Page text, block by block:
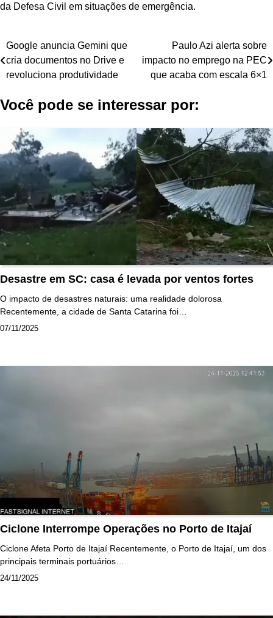
da Defesa Civil em situações de emergência.
Navegação
de
Google anuncia Gemini que
cria documentos no Drive e
revoluciona produtividade
Paulo Azi alerta sobre
impacto no emprego na PEC
que acaba com escala 6×1
Você pode se interessar por:
Desastre em SC: casa é levada por ventos fortes
O impacto de desastres naturais: uma realidade dolorosa
Recentemente, a cidade de Santa Catarina foi…
07/11/2025
Ciclone Interrompe Operações no Porto de Itajaí
Ciclone Afeta Porto de Itajaí Recentemente, o Porto de Itajaí, um dos
principais terminais portuários…
24/11/2025